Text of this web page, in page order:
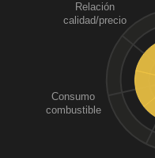
Consumo
combustible
Relación
calidad/precio